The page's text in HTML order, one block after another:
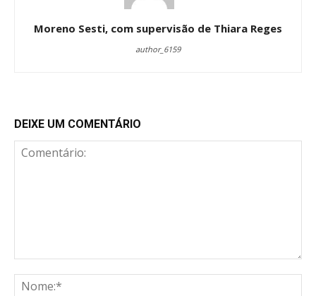
Moreno Sesti, com supervisão de Thiara Reges
author_6159
DEIXE UM COMENTÁRIO